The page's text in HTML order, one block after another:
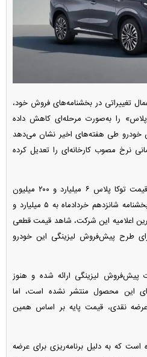
تغییراتی در بخشنامه‌های فروش خود،
را به‌صورت مرحله‌ای کاهش داده
خودرو طی هفته‌های اخیر نشان می‌دهد
نرخ مصوب کارخانه‌ای را تعدیل کرده
در حالی که دوم خردادماه امسال قیمت توکا پلاس ۶ میلیارد و ۲۰۰ میلیون
تومان اعلام شده بود، این رقم در بخشنامه شانزدهم خردادماه به ۵ میلیارد و
اعلامیه این شرکت، شاهد قیمت قطعی
تومان برای طرح پیش‌فروش لیزینگی این خودرو
لیزینگی ارائه شده و هنوز
این محصول منتشر نشده است، اما
نقدی، قیمت پایه بر اساس همین
است که به دلیل برنامه‌ریزی برای عرضه